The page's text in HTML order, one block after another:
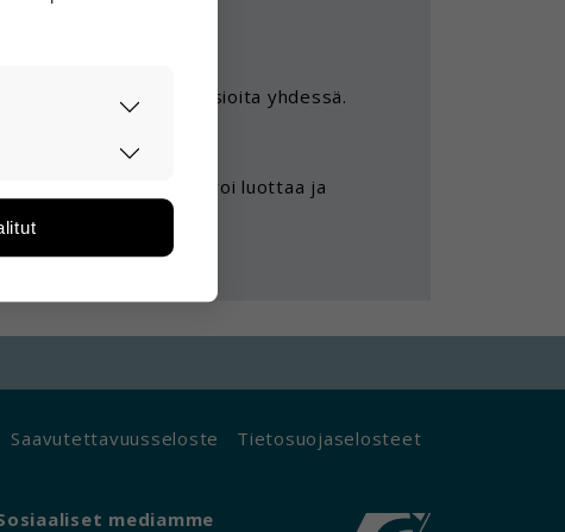
voi tehdä mukavia asioita yhdessä.
asioita. Ystävään voi luottaa ja
Saavutettavuusseloste Tietosuojaselosteet
mediamme
ja
tarpeita.
ja miten
eikä tietoja